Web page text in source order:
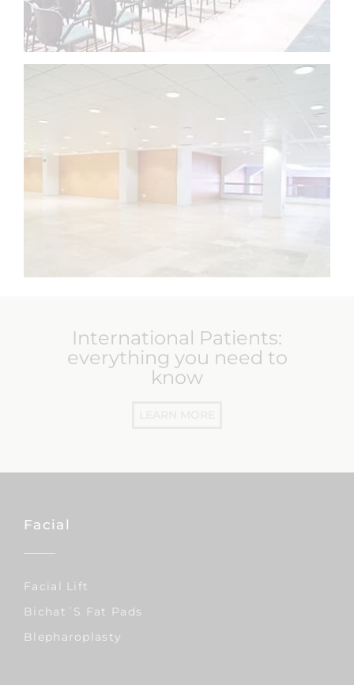
International Patients:
everything you need to
know
Facial
Facial Lift
Bichat´s Fat Pads
Blepharoplasty